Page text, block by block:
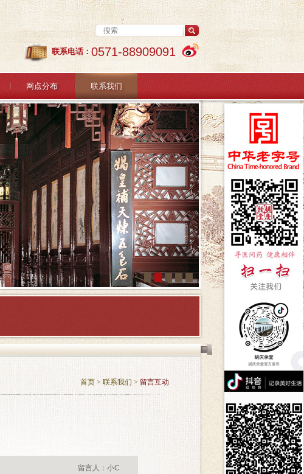
0571-88909091
联系电话：
网点分布 联系我们
首页> 联系我们 > 留言互动
留言人：小C